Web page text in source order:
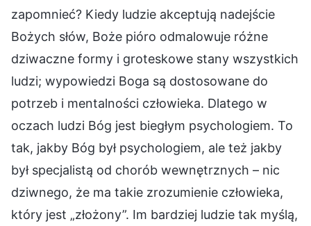
zapomnieć? Kiedy ludzie akceptują nadejście
Bożych słów, Boże pióro odmalowuje różne
dziwaczne formy i groteskowe stany wszystkich
ludzi; wypowiedzi Boga są dostosowane do
potrzeb i mentalności człowieka. Dlatego w
oczach ludzi Bóg jest biegłym psychologiem. To
tak, jakby Bóg był psychologiem, ale też jakby
był specjalistą od chorób wewnętrznych – nic
dziwnego, że ma takie zrozumienie człowieka,
który jest „złożony”. Im bardziej ludzie tak myślą,